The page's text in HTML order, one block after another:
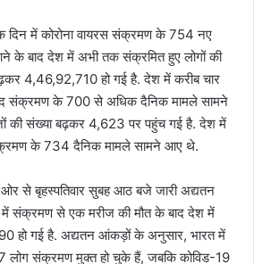
दिन में कोरोना वायरस संक्रमण के 754 नए
के बाद देश में अभी तक संक्रमित हुए लोगों की
4,46,92,710 हो गई है. देश में करीब चार
संक्रमण के 700 से अधिक दैनिक मामले सामने
की संख्या बढ़कर 4,623 पर पहुंच गई है. देश में
के 734 दैनिक मामले सामने आए थे.
ओर से बृहस्पतिवार सुबह आठ बजे जारी अद्यतन
संक्रमण से एक मरीज की मौत के बाद देश में
हो गई है. अद्यतन आंकड़ों के अनुसार, भारत में
संक्रमण मुक्त हो चुके हैं, जबकि कोविड-19